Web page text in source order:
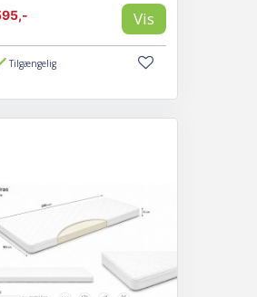
Vis
Tilgængelig